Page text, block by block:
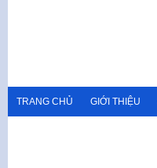
TRANG CHỦ GIỚI THIỆU